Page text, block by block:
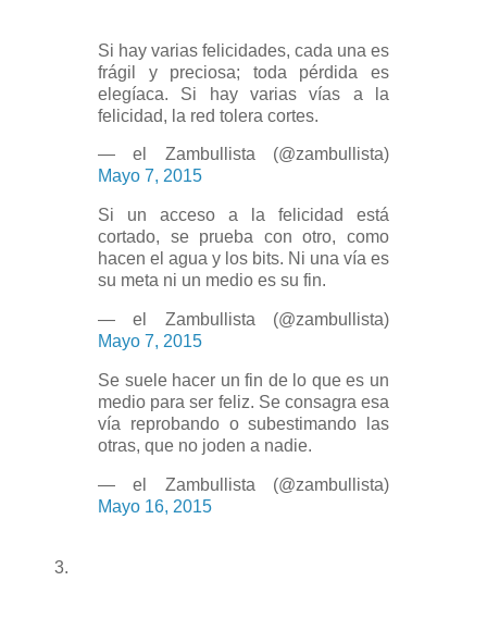
Si hay varias felicidades, cada una es
frágil y preciosa; toda pérdida es
elegíaca. Si hay varias vías a la
felicidad, la red tolera cortes.
— el Zambullista (@zambullista)
Mayo 7, 2015
Si un acceso a la felicidad está
cortado, se prueba con otro, como
hacen el agua y los bits. Ni una vía es
su meta ni un medio es su fin.
— el Zambullista (@zambullista)
Mayo 7, 2015
Se suele hacer un fin de lo que es un
medio para ser feliz. Se consagra esa
vía reprobando o subestimando las
otras, que no joden a nadie.
— el Zambullista (@zambullista)
Mayo 16, 2015
3.